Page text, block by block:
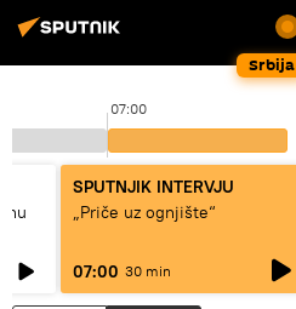
Srbija
07:00
SPUTNJIK INTERVJU
„Priče uz ognjište“
07:00 30 min